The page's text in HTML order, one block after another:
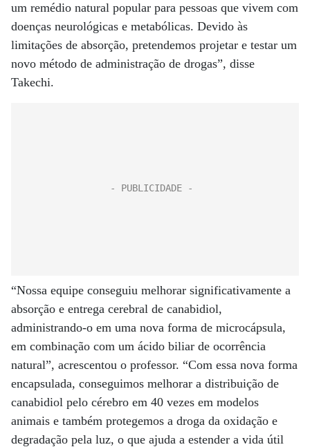
um remédio natural popular para pessoas que vivem com
doenças neurológicas e metabólicas. Devido às
limitações de absorção, pretendemos projetar e testar um
novo método de administração de drogas”, disse
Takechi.
“Nossa equipe conseguiu melhorar significativamente a
absorção e entrega cerebral de canabidiol,
administrando-o em uma nova forma de microcápsula,
em combinação com um ácido biliar de ocorrência
natural”, acrescentou o professor. “Com essa nova forma
encapsulada, conseguimos melhorar a distribuição de
canabidiol pelo cérebro em 40 vezes em modelos
animais e também protegemos a droga da oxidação e
degradação pela luz, o que ajuda a estender a vida útil